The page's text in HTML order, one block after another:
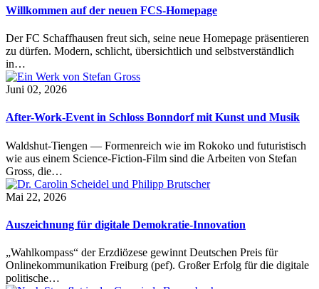
Willkommen auf der neuen FCS-Homepage
Der FC Schaffhausen freut sich, seine neue Homepage präsentieren
zu dürfen. Modern, schlicht, übersichtlich und selbstverständlich
in…
Juni 02, 2026
After-Work-Event in Schloss Bonndorf mit Kunst und Musik
Waldshut-Tiengen — Formenreich wie im Rokoko und futuristisch
wie aus einem Science-Fiction-Film sind die Arbeiten von Stefan
Gross, die…
Mai 22, 2026
Auszeichnung für digitale Demokratie-Innovation
„Wahlkompass“ der Erzdiözese gewinnt Deutschen Preis für
Onlinekommunikation Freiburg (pef). Großer Erfolg für die digitale
politische…